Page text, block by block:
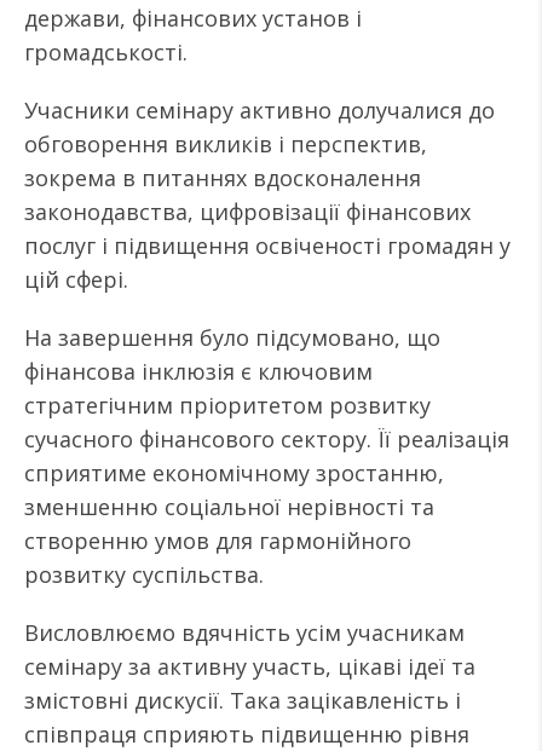
держави, фінансових установ і
громадськості.
Учасники семінару активно долучалися до
обговорення викликів і перспектив,
зокрема в питаннях вдосконалення
законодавства, цифровізації фінансових
послуг і підвищення освіченості громадян у
цій сфері.
На завершення було підсумовано, що
фінансова інклюзія є ключовим
стратегічним пріоритетом розвитку
сучасного фінансового сектору. Її реалізація
сприятиме економічному зростанню,
зменшенню соціальної нерівності та
створенню умов для гармонійного
розвитку суспільства.
Висловлюємо вдячність усім учасникам
семінару за активну участь, цікаві ідеї та
змістовні дискусії. Така зацікавленість і
співпраця сприяють підвищенню рівня